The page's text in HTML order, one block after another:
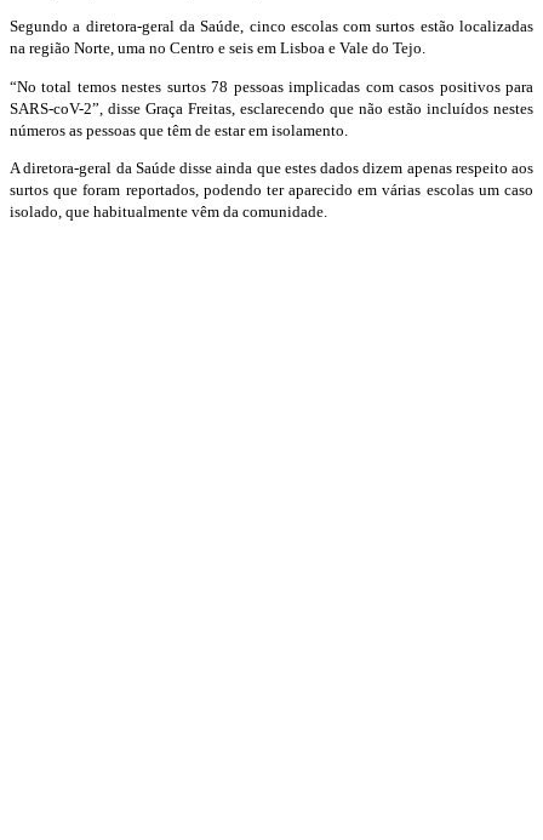
Segundo a diretora-geral da Saúde, cinco escolas com surtos estão localizadas
na região Norte, uma no Centro e seis em Lisboa e Vale do Tejo.
“No total temos nestes surtos 78 pessoas implicadas com casos positivos para
SARS-coV-2”, disse Graça Freitas, esclarecendo que não estão incluídos nestes
números as pessoas que têm de estar em isolamento.
A diretora-geral da Saúde disse ainda que estes dados dizem apenas respeito aos
surtos que foram reportados, podendo ter aparecido em várias escolas um caso
isolado, que habitualmente vêm da comunidade.